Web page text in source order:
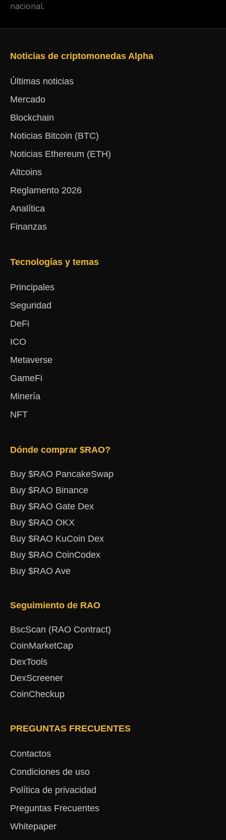
nacional.
Noticias de criptomonedas Alpha
Últimas noticias
Mercado
Blockchain
Noticias Bitcoin (BTC)
Noticias Ethereum (ETH)
Altcoins
Reglamento 2026
Analítica
Finanzas
Tecnologías y temas
Principales
Seguridad
DeFi
ICO
Metaverse
GameFi
Minería
NFT
Dónde comprar $RAO?
Buy $RAO PancakeSwap
Buy $RAO Binance
Buy $RAO Gate Dex
Buy $RAO OKX
Buy $RAO KuCoin Dex
Buy $RAO CoinCodex
Buy $RAO Ave
Seguimiento de RAO
BscScan (RAO Contract)
CoinMarketCap
DexTools
DexScreener
CoinCheckup
PREGUNTAS FRECUENTES
Contactos
Condiciones de uso
Política de privacidad
Preguntas Frecuentes
Whitepaper